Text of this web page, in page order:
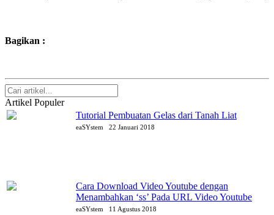
Bagikan :
Artikel Populer
Tutorial Pembuatan Gelas dari Tanah Liat
eaSYstem 22 Januari 2018
Cara Download Video Youtube dengan
Menambahkan ‘ss’ Pada URL Video Youtube
eaSYstem 11 Agustus 2018